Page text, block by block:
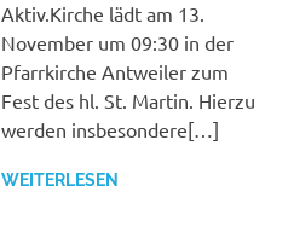
Aktiv.Kirche lädt am 13.
November um 09:30 in der
Pfarrkirche Antweiler zum
Fest des hl. St. Martin. Hierzu
werden insbesondere[…]
WEITERLESEN